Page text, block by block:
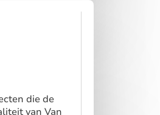
die de
van Van